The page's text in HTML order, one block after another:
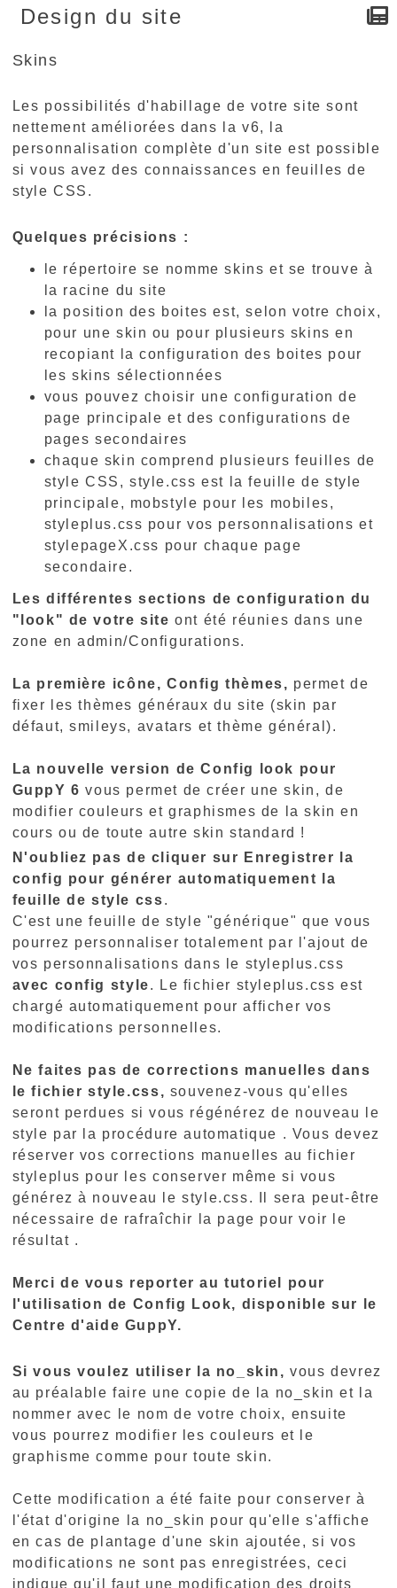
Design du site
Skins
Les possibilités d'habillage de votre site sont
nettement améliorées dans la v6, la
personnalisation complète d'un site est possible
si vous avez des connaissances en feuilles de
style CSS.
Quelques précisions :
le répertoire se nomme skins et se trouve à
la racine du site
la position des boites est, selon votre choix,
pour une skin ou pour plusieurs skins en
recopiant la configuration des boites pour
les skins sélectionnées
vous pouvez choisir une configuration de
page principale et des configurations de
pages secondaires
chaque skin comprend plusieurs feuilles de
style CSS, style.css est la feuille de style
principale, mobstyle pour les mobiles,
styleplus.css pour vos personnalisations et
stylepageX.css pour chaque page
secondaire.
Les différentes sections de configuration du
"look" de votre site ont été réunies dans une
zone en admin/Configurations.
La première icône, Config thèmes, permet de
fixer les thèmes généraux du site (skin par
défaut, smileys, avatars et thème général).
La nouvelle version de Config look pour
GuppY 6 vous permet de créer une skin, de
modifier couleurs et graphismes de la skin en
cours ou de toute autre skin standard !
N'oubliez pas de cliquer sur Enregistrer la
config pour générer automatiquement la
feuille de style css.
C'est une feuille de style "générique" que vous
pourrez personnaliser totalement par l'ajout de
vos personnalisations dans le styleplus.css
avec config style. Le fichier styleplus.css est
chargé automatiquement pour afficher vos
modifications personnelles.
Ne faites pas de corrections manuelles dans
le fichier style.css, souvenez-vous qu'elles
seront perdues si vous régénérez de nouveau le
style par la procédure automatique . Vous devez
réserver vos corrections manuelles au fichier
styleplus pour les conserver même si vous
générez à nouveau le style.css. Il sera peut-être
nécessaire de rafraîchir la page pour voir le
résultat .
Merci de vous reporter au tutoriel pour
l'utilisation de Config Look, disponible sur le
Centre d'aide GuppY.
Si vous voulez utiliser la no_skin, vous devrez
au préalable faire une copie de la no_skin et la
nommer avec le nom de votre choix, ensuite
vous pourrez modifier les couleurs et le
graphisme comme pour toute skin.
Cette modification a été faite pour conserver à
l'état d'origine la no_skin pour qu'elle s'affiche
en cas de plantage d'une skin ajoutée, si vos
modifications ne sont pas enregistrées, ceci
indique qu'il faut une modification des droits